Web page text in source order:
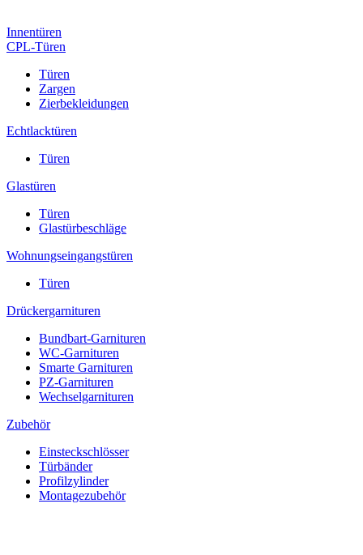
Innentüren
CPL-Türen
Türen
Zargen
Zierbekleidungen
Echtlacktüren
Türen
Glastüren
Türen
Glastürbeschläge
Wohnungseingangstüren
Türen
Drückergarnituren
Bundbart-Garnituren
WC-Garnituren
Smarte Garnituren
PZ-Garnituren
Wechselgarnituren
Zubehör
Einsteckschlösser
Türbänder
Profilzylinder
Montagezubehör